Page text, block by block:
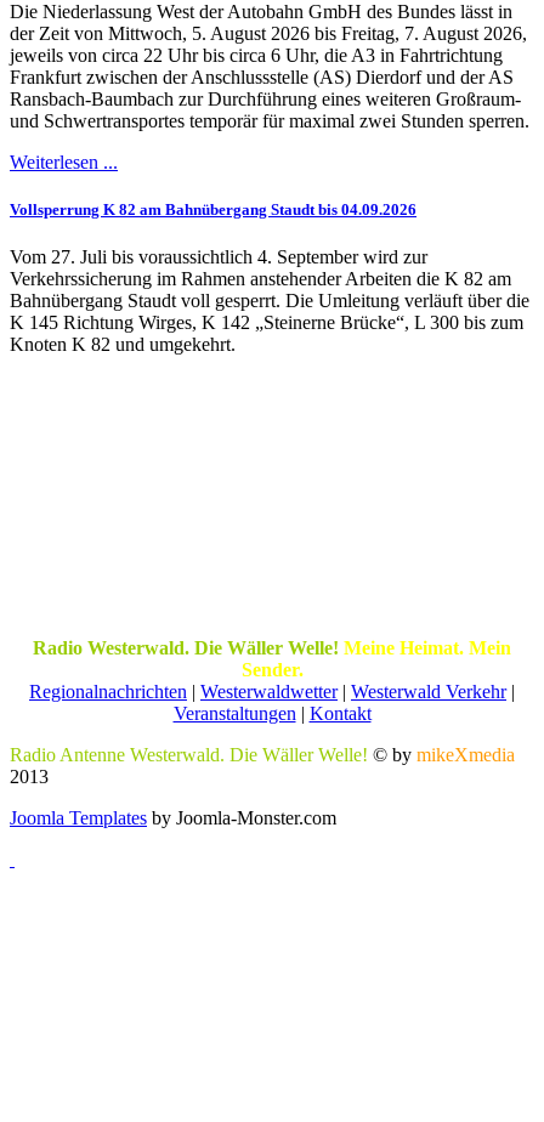
Die Niederlassung West der Autobahn GmbH des Bundes lässt in
der Zeit von Mittwoch, 5. August 2026 bis Freitag, 7. August 2026,
jeweils von circa 22 Uhr bis circa 6 Uhr, die A3 in Fahrtrichtung
Frankfurt zwischen der Anschlussstelle (AS) Dierdorf und der AS
Ransbach-Baumbach zur Durchführung eines weiteren Großraum-
und Schwertransportes temporär für maximal zwei Stunden sperren.
Weiterlesen ...
Vollsperrung K 82 am Bahnübergang Staudt bis 04.09.2026
Vom 27. Juli bis voraussichtlich 4. September wird zur
Verkehrssicherung im Rahmen anstehender Arbeiten die K 82 am
Bahnübergang Staudt voll gesperrt. Die Umleitung verläuft über die
K 145 Richtung Wirges, K 142 „Steinerne Brücke“, L 300 bis zum
Knoten K 82 und umgekehrt.
Radio Westerwald. Die Wäller Welle! Meine Heimat. Mein
Sender.
Regionalnachrichten
Westerwaldwetter| Westerwald Verkehr|
Veranstaltungen| Kontakt
Radio Antenne Westerwald. Die Wäller Welle! © by mikeXmedia
2013
Joomla Templates by Joomla-Monster.com